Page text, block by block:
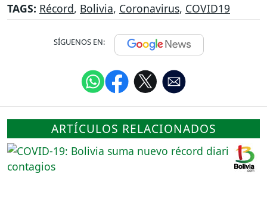
TAGS: Récord, Bolivia, Coronavirus, COVID19
SÍGUENOS EN:
ARTÍCULOS RELACIONADOS